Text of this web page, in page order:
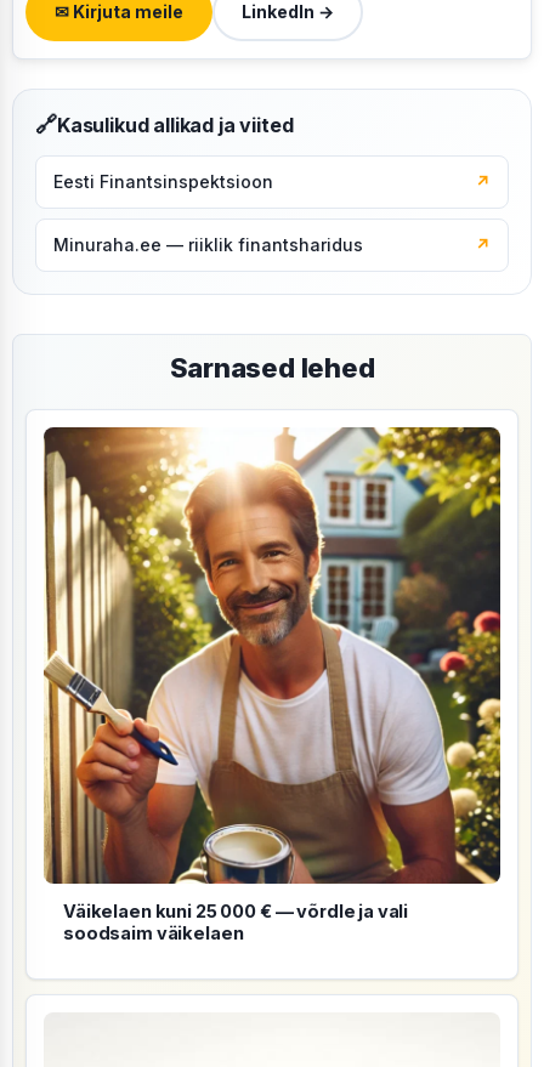
✉ Kirjuta meile LinkedIn →
🔗Kasulikud allikad ja viited
Eesti Finantsinspektsioon ↗
Minuraha.ee — riiklik finantsharidus ↗
Sarnased lehed
Väikelaen kuni 25 000 € — võrdle ja vali
soodsaim väikelaen